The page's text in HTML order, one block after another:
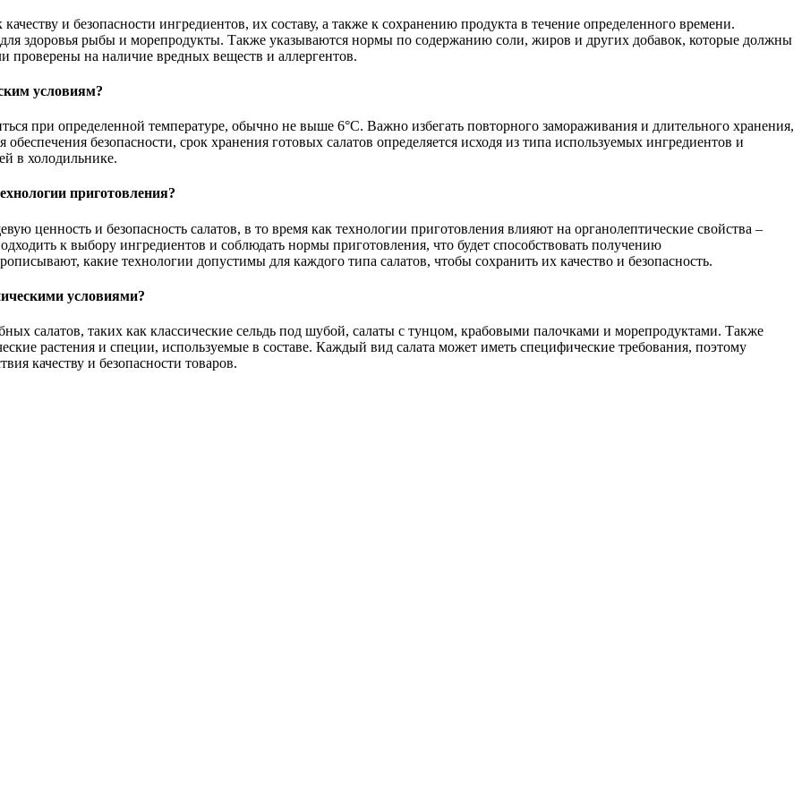
и безопасности ингредиентов, их составу, а также к сохранению продукта в течение определенного времени.
для здоровья рыбы и морепродукты. Также указываются нормы по содержанию соли, жиров и других добавок, которые должны
проверены на наличие вредных веществ и аллергентов.
условиям?
при определенной температуре, обычно не выше 6°C. Важно избегать повторного замораживания и длительного хранения,
обеспечения безопасности, срок хранения готовых салатов определяется исходя из типа используемых ингредиентов и
в холодильнике.
приготовления?
ценность и безопасность салатов, в то время как технологии приготовления влияют на органолептические свойства –
к выбору ингредиентов и соблюдать нормы приготовления, что будет способствовать получению
какие технологии допустимы для каждого типа салатов, чтобы сохранить их качество и безопасность.
условиями?
салатов, таких как классические сельдь под шубой, салаты с тунцом, крабовыми палочками и морепродуктами. Также
растения и специи, используемые в составе. Каждый вид салата может иметь специфические требования, поэтому
качеству и безопасности товаров.